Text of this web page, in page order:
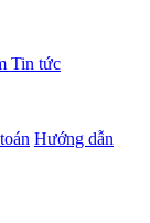
Tin tức
Hướng dẫn